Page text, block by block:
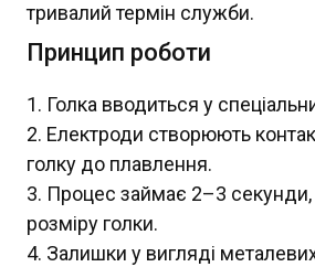
тривалий термін служби.
Принцип роботи
Голка вводиться у
Електроди створюють
голку до плавлення.
Процес займає 2–3
розміру голки.
Залишки у вигляді